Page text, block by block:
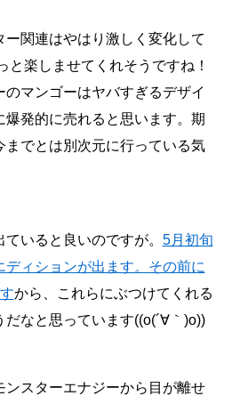
関連はやはり激しく変化して
と楽しませてくれそうですね！
マンゴーはヤバすぎるデザイ
爆発的に売れると思います。期
までとは別次元に行っている気
いると良いのですが。 5月初旬
ィションが出ます。その前に
から、これらにぶつけてくれる
なと思っています((o(´∀｀)o))
ンスターエナジーから目が離せ